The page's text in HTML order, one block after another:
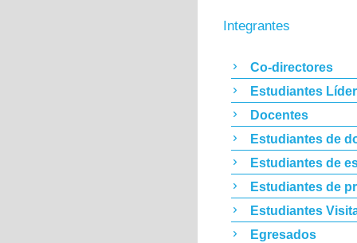
Integrantes
Co-directores
Estudiantes
Docentes
Estudiantes de
Estudiantes de
Estudiantes de
Estudiantes
Egresados